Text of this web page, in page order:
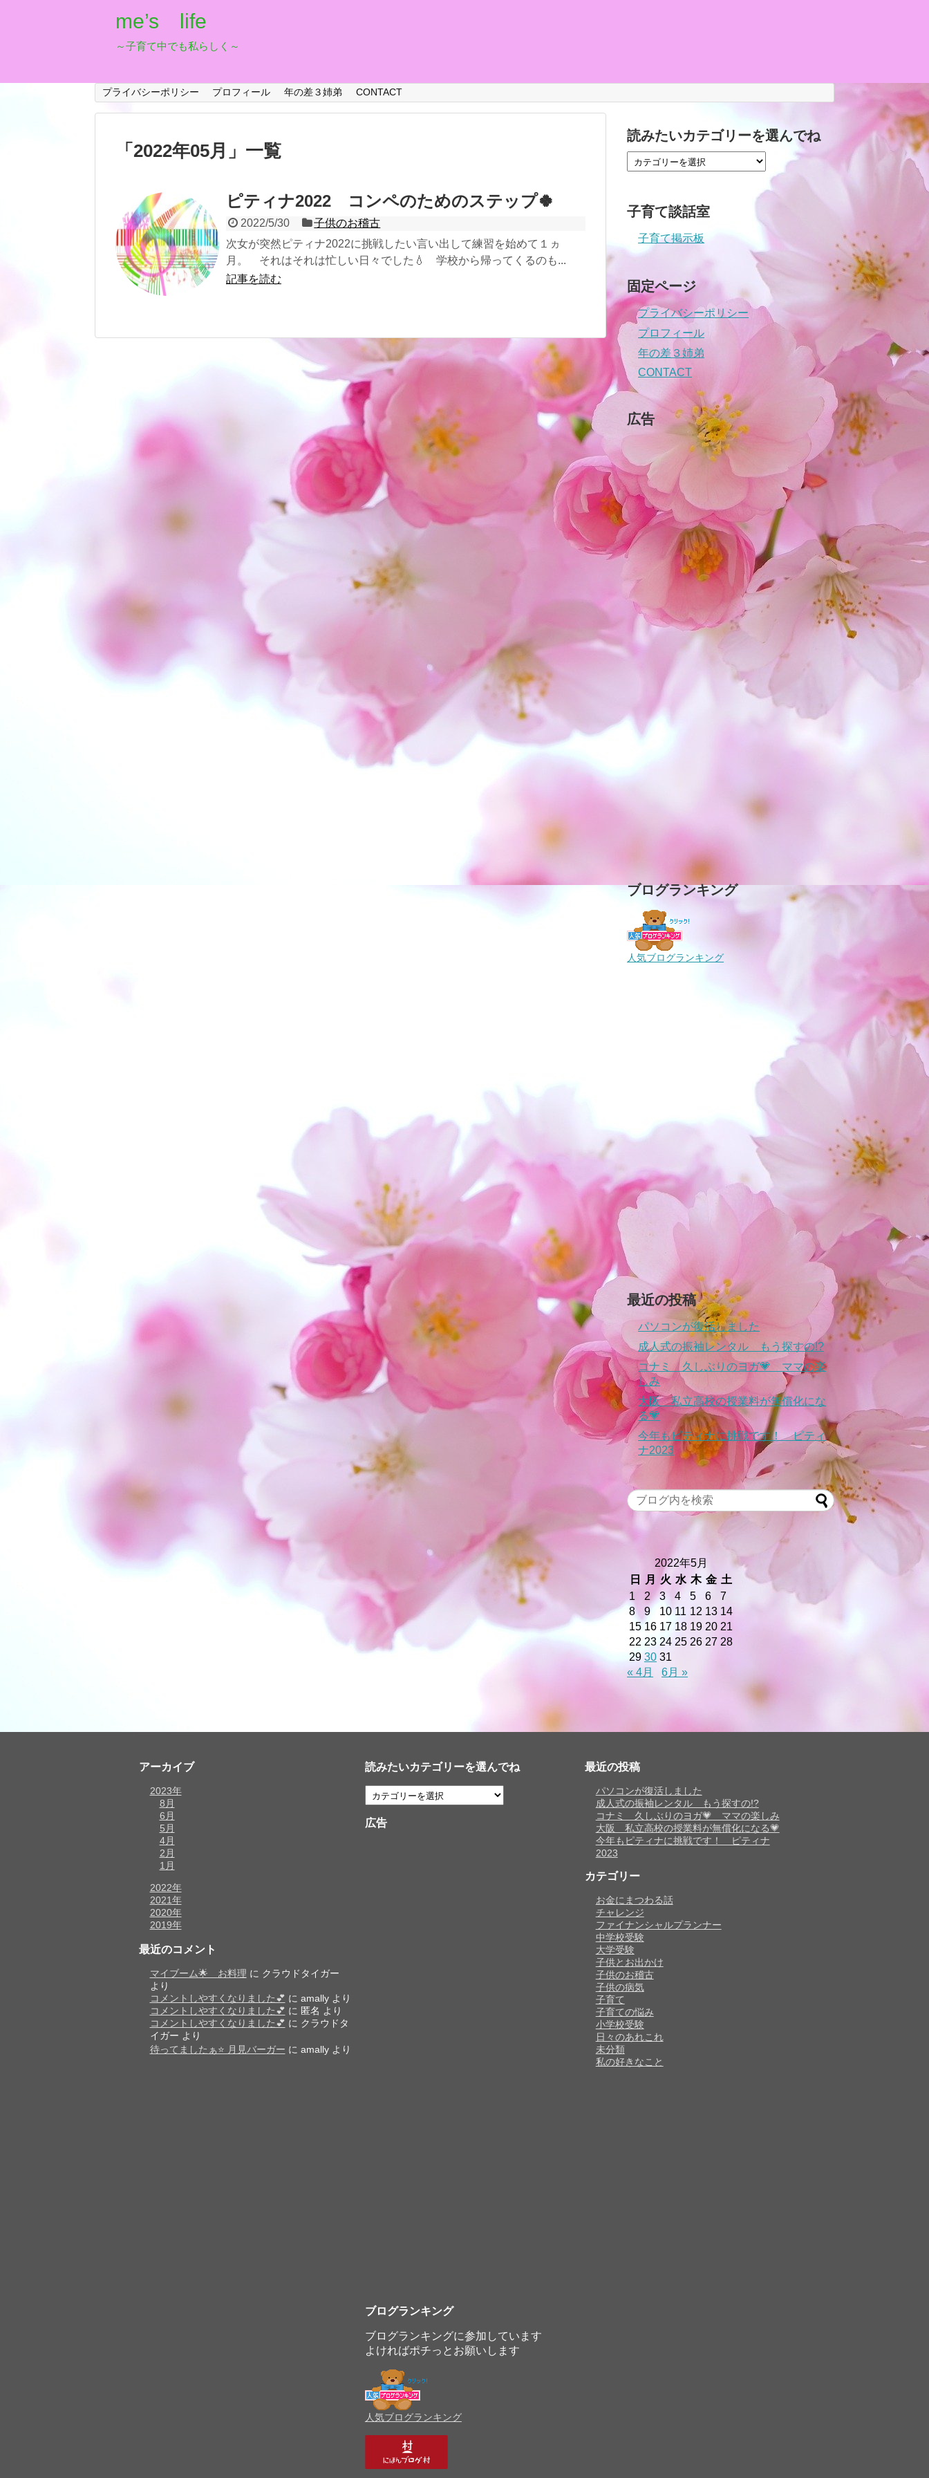
me’s life
～子育て中でも私らしく～
プライバシーポリシー プロフィール 年の差３姉弟 CONTACT
「 2022年05月 」 一覧
ピティナ2022 コンペのためのステップ🍀
2022/5/30
子供のお稽古
次女が突然ピティナ2022に挑戦したい言い出して練習を始めて１ヵ
月。 それはそれは忙しい日々でした💧 学校から帰ってくるのも...
記事を読む
読みたいカテゴリーを選んでね
子育て談話室
子育て掲示板
固定ページ
プライバシーポリシー
プロフィール
年の差３姉弟
CONTACT
広告
ブログランキング
人気ブログランキング
最近の投稿
パソコンが復活しました
成人式の振袖レンタル もう探すの!?
コナミ 久しぶりのヨガ💗 ママの楽
しみ
大阪 私立高校の授業料が無償化にな
る💗
今年もピティナに挑戦です！ ピティ
ナ2023
2022年5月
日
月 火 水 木 金 土
1
2 3 4 5 6
7
8
9 10 11 12 13 14
15 16 17 18 19 20 21
22 23 24 25 26 27 28
29 30 31
« 4月
6月 »
アーカイブ
2023年
8月
6月
5月
4月
2月
1月
2022年
2021年
2020年
2019年
最近のコメント
マイブーム🌟 お料理 に クラウドタイガー
より
コメントしやすくなりました💕 に amallyより
コメントしやすくなりました💕 に 匿名 より
コメントしやすくなりました💕 に クラウドタ
イガー より
待ってましたぁ⭐️ 月見バーガー に amallyより
読みたいカテゴリーを選んでね
広告
ブログランキング
ブログランキングに参加しています
よければポチっとお願いします
人気ブログランキング
最近の投稿
パソコンが復活しました
成人式の振袖レンタル もう探すの!?
コナミ 久しぶりのヨガ💗 ママの楽しみ
大阪 私立高校の授業料が無償化になる💗
今年もピティナに挑戦です！ ピティナ
2023
カテゴリー
お金にまつわる話
チャレンジ
ファイナンシャルプランナー
中学校受験
大学受験
子供とお出かけ
子供のお稽古
子供の病気
子育て
子育ての悩み
小学校受験
日々のあれこれ
未分類
私の好きなこと